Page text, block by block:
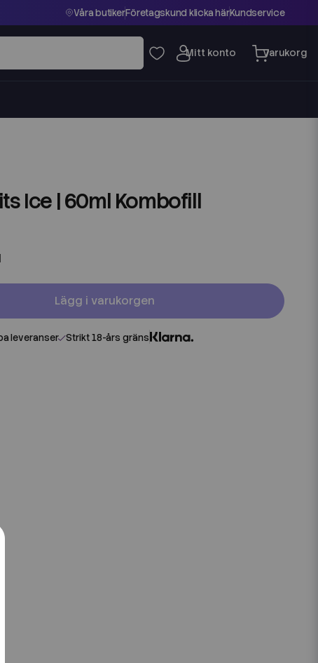
Våra butikerFöretagskund klicka härKundservice
Ice | 60ml Kombofill
Lägg i varukorgen
leveranser Strikt 18-års gräns